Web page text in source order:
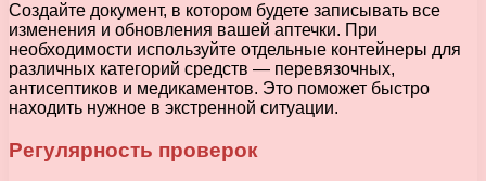
Создайте документ, в котором будете записывать все
изменения и обновления вашей аптечки. При
необходимости используйте отдельные контейнеры для
различных категорий средств — перевязочных,
антисептиков и медикаментов. Это поможет быстро
находить нужное в экстренной ситуации.
Регулярность проверок